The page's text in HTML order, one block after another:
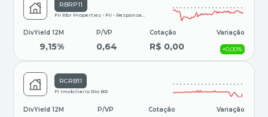
RBRP11
FII Rbr Properties - FII - Responsabilidade Limita
DivYield 12M
9,15%
P/VP
0,64
Cotação
R$ 0,00
Variação
+0,00%
RCRB11
FI Imobiliario Rio BR
DivYield 12M P/VP Cotação Variação